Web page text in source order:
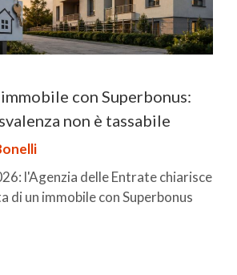
con Superbonus:
non è tassabile
l'Agenzia delle Entrate chiarisce
di un immobile con Superbonus